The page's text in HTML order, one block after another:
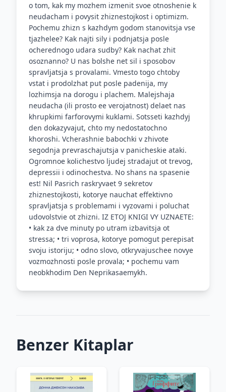
o tom, kak my mozhem izmenit svoe otnoshenie k
neudacham i povysit zhiznestojkost i optimizm.
Pochemu zhizn s kazhdym godom stanovitsja vse
tjazhelee? Kak najti sily i podnjatsja posle
ocherednogo udara sudby? Kak nachat zhit
osoznanno? U nas bolshe net sil i sposobov
spravljatsja s provalami. Vmesto togo chtoby
vstat i prodolzhat put posle padenija, my
lozhimsja na dorogu i plachem. Malejshaja
neudacha (ili prosto ee verojatnost) delaet nas
khrupkimi farforovymi kuklami. Sotsseti kazhdyj
den dokazyvajut, chto my nedostatochno
khoroshi. Vcherashnie babochki v zhivote
segodnja prevraschajutsja v panicheskie ataki.
Ogromnoe kolichestvo ljudej stradajut ot trevog,
depressii i odinochestva. No shans na spasenie
est! Nil Pasrich raskryvaet 9 sekretov
zhiznestojkosti, kotorye nauchat effektivno
spravljatsja s problemami i vyzovami i poluchat
udovolstvie ot zhizni. IZ ETOJ KNIGI VY UZNAETE:
• kak za dve minuty po utram izbavitsja ot
stressa; • tri voprosa, kotorye pomogut perepisat
svoju istoriju; • odno slovo, otkryvajuschee novye
vozmozhnosti posle provala; • pochemu vam
neobkhodim Den Neprikasaemykh.
Benzer Kitaplar